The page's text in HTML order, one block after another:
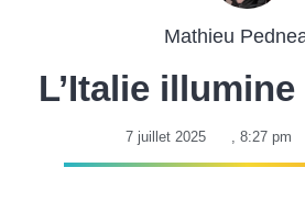
Mathieu
L’Italie
7 juillet 2025 , 8:27 pm